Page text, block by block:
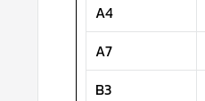
A4
A7
B3